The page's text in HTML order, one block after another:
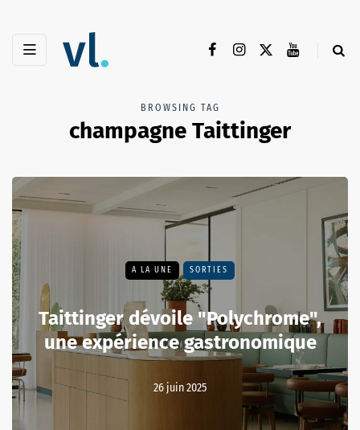
BROWSING TAG
champagne Taittinger
A LA UNE SORTIES
Taittinger dévoile "Polychrome",
une expérience gastronomique
26 juin 2025